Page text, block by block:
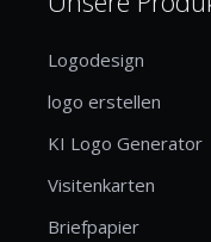
Logodesign
logo erstellen
KI Logo Generator
Visitenkarten
Briefpapier